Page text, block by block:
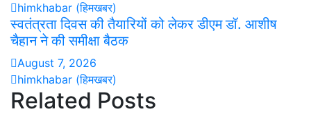
himkhabar (हिमखबर)
स्वतंत्रता दिवस की तैयारियों को लेकर डीएम डॉ. आशीष
चैहान ने की समीक्षा बैठक
August 7, 2026
himkhabar (हिमखबर)
Related Posts